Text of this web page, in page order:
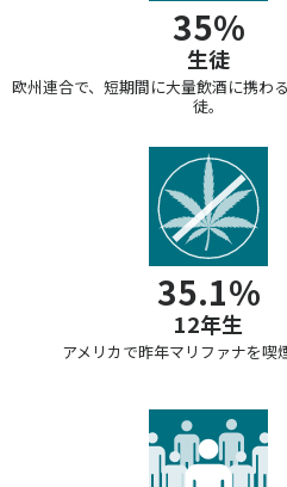
35%
生徒
欧州連合で、短期間に大量飲酒に携わ
徒。
35.1%
12年生
アメリカで昨年マリファナを喫